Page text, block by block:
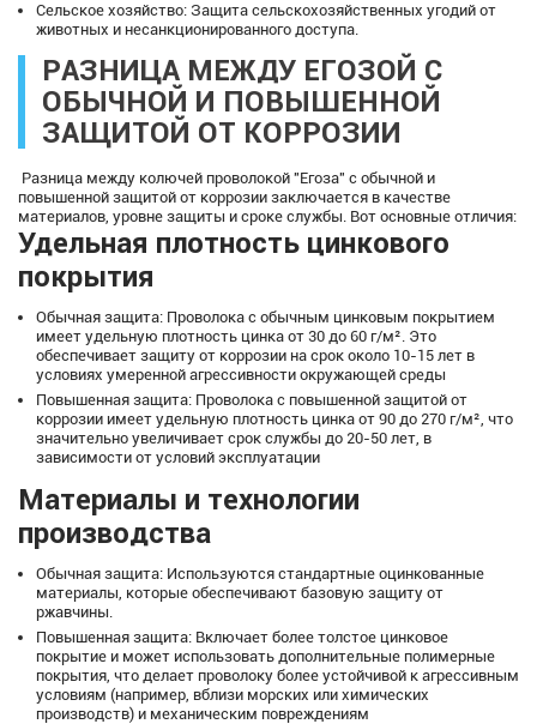
Сельское хозяйство: Защита сельскохозяйственных угодий от
животных и несанкционированного доступа.
РАЗНИЦА МЕЖДУ ЕГОЗОЙ С
ОБЫЧНОЙ И ПОВЫШЕННОЙ
ЗАЩИТОЙ ОТ КОРРОЗИИ
Разница между колючей проволокой "Егоза" с обычной и
повышенной защитой от коррозии заключается в качестве
материалов, уровне защиты и сроке службы. Вот основные отличия:
Удельная плотность цинкового
покрытия
Обычная защита: Проволока с обычным цинковым покрытием
имеет удельную плотность цинка от 30 до 60 г/м². Это
обеспечивает защиту от коррозии на срок около 10-15 лет в
условиях умеренной агрессивности окружающей среды
Повышенная защита: Проволока с повышенной защитой от
коррозии имеет удельную плотность цинка от 90 до 270 г/м², что
значительно увеличивает срок службы до 20-50 лет, в
зависимости от условий эксплуатации
Материалы и технологии
производства
Обычная защита: Используются стандартные оцинкованные
материалы, которые обеспечивают базовую защиту от
ржавчины.
Повышенная защита: Включает более толстое цинковое
покрытие и может использовать дополнительные полимерные
покрытия, что делает проволоку более устойчивой к агрессивным
условиям (например, вблизи морских или химических
производств) и механическим повреждениям